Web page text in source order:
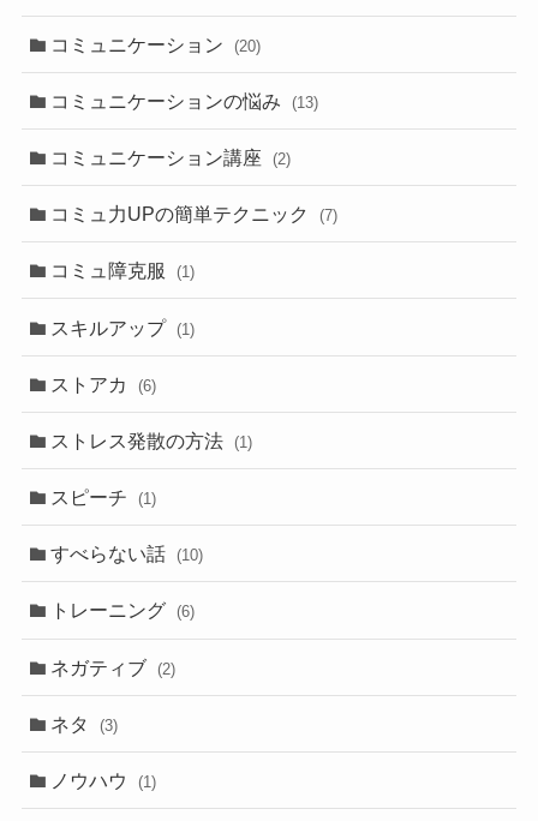
コミュニケーション (20)
コミュニケーションの悩み (13)
コミュニケーション講座 (2)
コミュ力UPの簡単テクニック (7)
コミュ障克服 (1)
スキルアップ (1)
ストアカ (6)
ストレス発散の方法 (1)
スピーチ (1)
すべらない話 (10)
トレーニング (6)
ネガティブ (2)
ネタ (3)
ノウハウ (1)